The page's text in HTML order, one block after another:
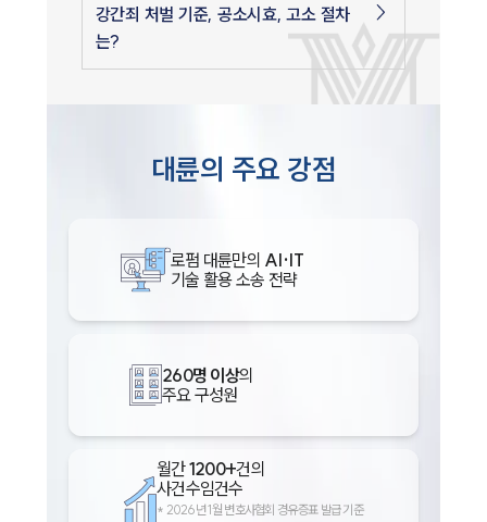
강간죄 처벌 기준, 공소시효, 고소 절차
는?
대륜의 주요 강점
로펌 대륜만의 AI·IT
기술 활용 소송 전략
260명 이상의
주요 구성원
월간1200+건의
사건수임건수
* 2026년 1월 변호사협회 경유증표 발급 기준